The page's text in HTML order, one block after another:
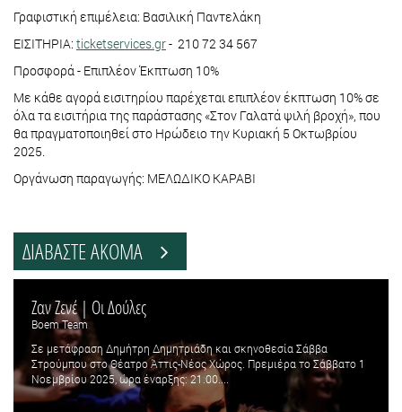
Γραφιστική επιμέλεια: Βασιλική Παντελάκη
ΕΙΣΙΤΗΡΙΑ: ticketservices.gr- 210 72 34 567
Προσφορά - Επιπλέον Έκπτωση 10%
Με κάθε αγορά εισιτηρίου παρέχεται επιπλέον έκπτωση 10% σε
όλα τα εισιτήρια της παράστασης «Στον Γαλατά ψιλή βροχή», που
θα πραγματοποιηθεί στο Ηρώδειο την Κυριακή 5 Οκτωβρίου
2025.
Οργάνωση παραγωγής: ΜΕΛΩΔΙΚΟ ΚΑΡΑΒΙ
ΔΙΑΒΑΣΤΕ ΑΚΟΜΑ
Ζαν Ζενέ | Οι Δούλες
Boem Team
Σε μετάφραση Δημήτρη Δημητριάδη και σκηνοθεσία Σάββα
Στρούμπου στο Θέατρο Άττις-Νέος Χώρος. Πρεμιέρα το Σάββατο 1
Νοεμβρίου 2025, ώρα έναρξης: 21.00....